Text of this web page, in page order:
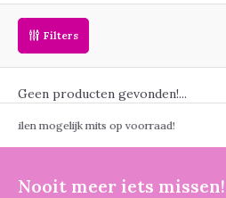
Filters
Geen producten gevonden!...
mits op voorraad!
Nooit meer iets missen!